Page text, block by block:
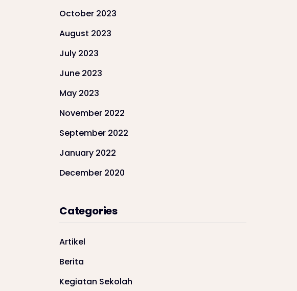
October 2023
August 2023
July 2023
June 2023
May 2023
November 2022
September 2022
January 2022
December 2020
Categories
Artikel
Berita
Kegiatan Sekolah